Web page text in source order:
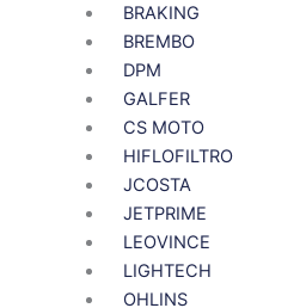
BRAKING
BREMBO
DPM
GALFER
CS MOTO
HIFLOFILTRO
JCOSTA
JETPRIME
LEOVINCE
LIGHTECH
OHLINS